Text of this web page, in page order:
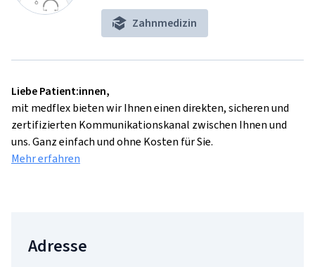
Zahnmedizin
Liebe Patient:innen,
mit medflex bieten wir Ihnen einen direkten, sicheren und
zertifizierten Kommunikationskanal zwischen Ihnen und
uns. Ganz einfach und ohne Kosten für Sie.
Mehr erfahren
Adresse